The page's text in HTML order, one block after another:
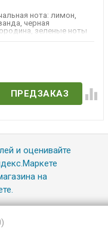
нота: лимон,
черная
зеленые ноты
ПРЕДЗАКАЗ
)